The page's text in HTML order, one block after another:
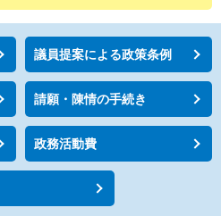
議員提案による政策条例
請願・陳情の手続き
政務活動費